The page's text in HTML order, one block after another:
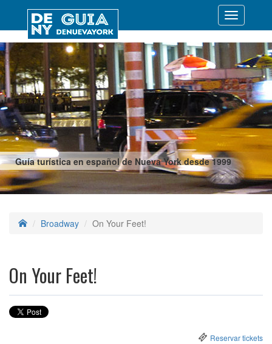
Guía turística en español de Nueva York desde 1999
Desplegar
Broadway On Your Feet!
On Your Feet!
Reservar tickets